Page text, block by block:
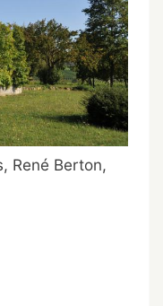
René Berton,